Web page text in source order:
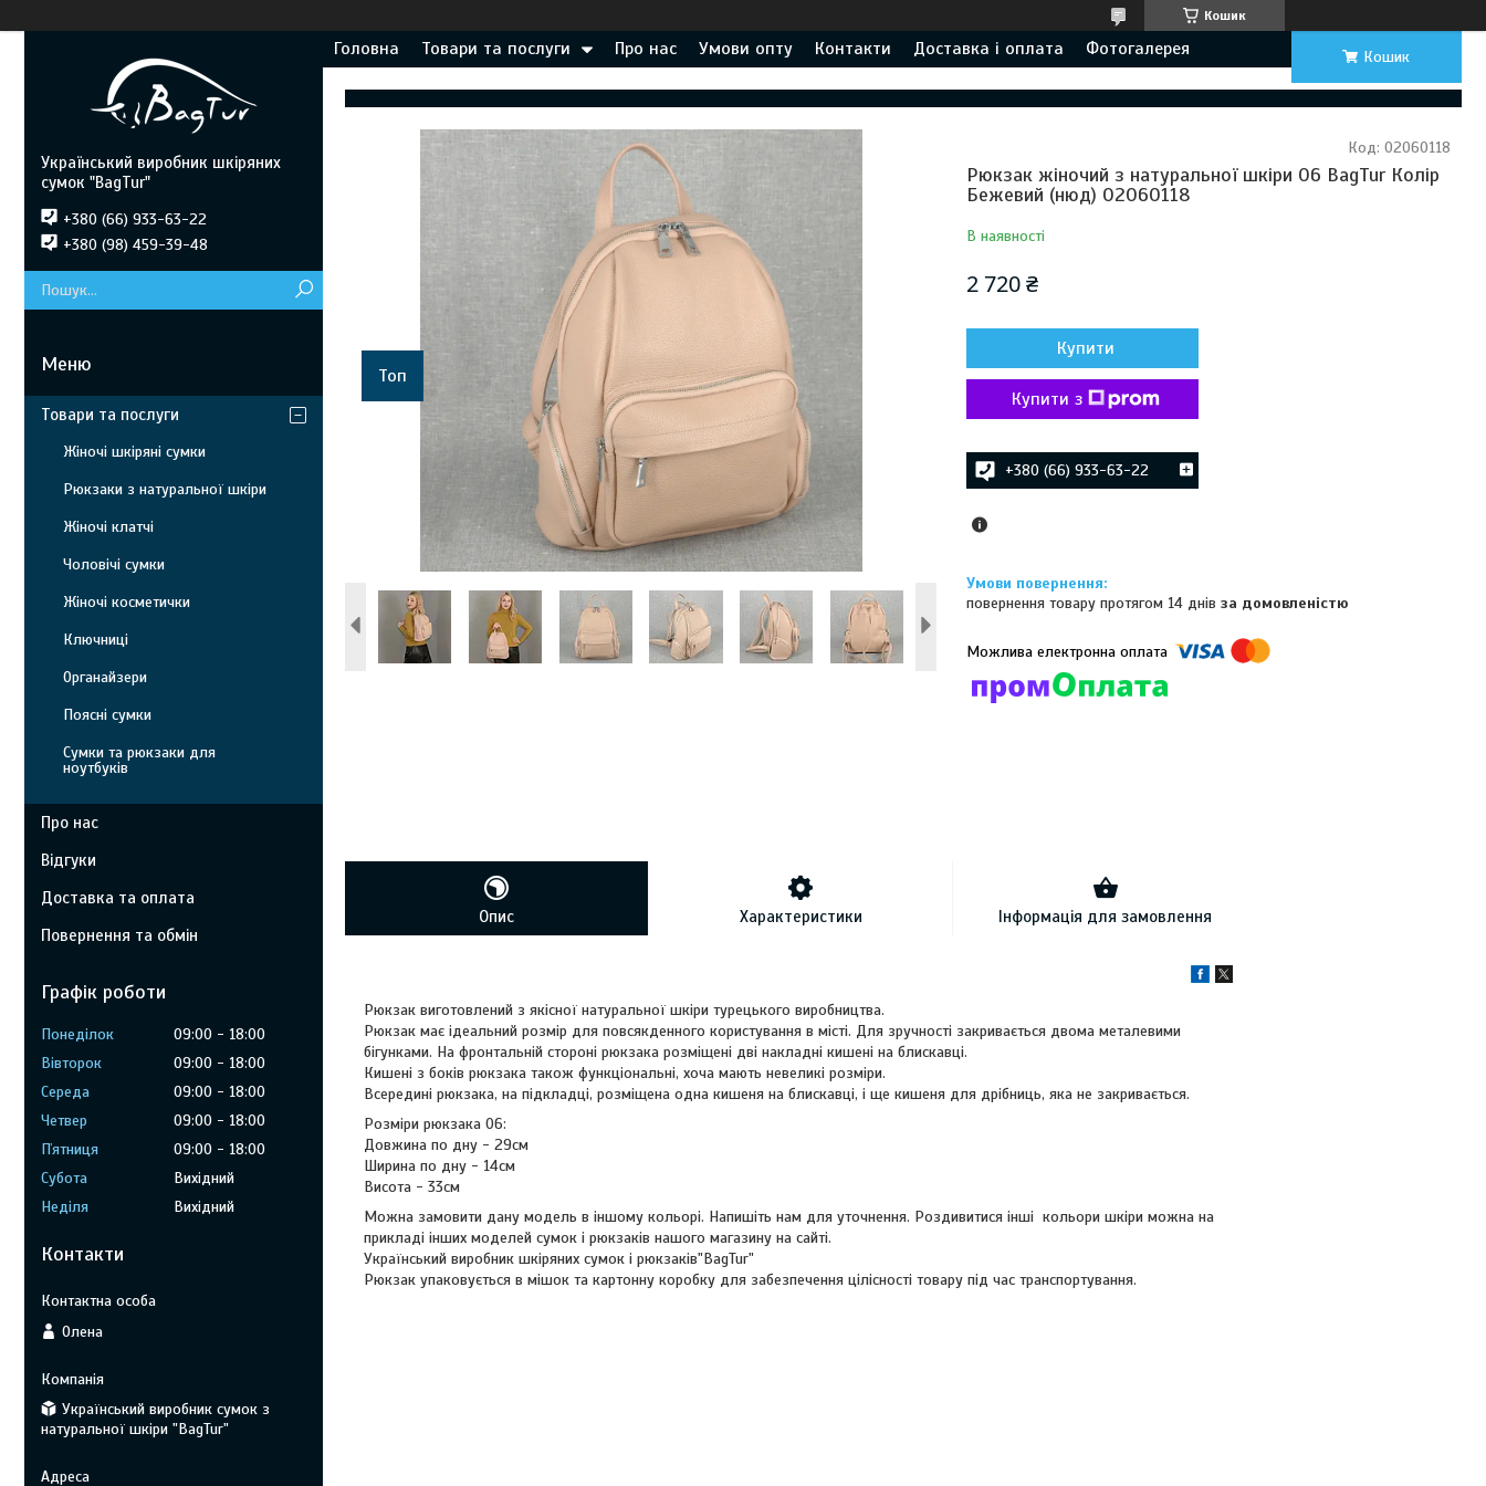
Кошик
Головна Товари та послуги Про нас Умови опту Контакти Доставка і оплата Фотогалерея Кошик
Топ
Рюкзак жіночий з натуральної шкіри 06 BagTur Колір
Бежевий (нюд) 02060118
В наявності
Код: 02060118
2 720 ₴
Купити
Купити з
+380 (66) 933-63-22
повернення товару протягом 14 днівза домовленістю
Опис Характеристики Інформація для замовлення
Рюкзак виготовлений з якісної натуральної шкіри турецького виробництва.
Рюкзак має ідеальний розмір для повсякденного користування в місті. Для зручності закривається двома металевими
бігунками. На фронтальній стороні рюкзака розміщені дві накладні кишені на блискавці.
Кишені з боків рюкзака також функціональні, хоча мають невеликі розміри.
Всередині рюкзака, на підкладці, розміщена одна кишеня на блискавці, і ще кишеня для дрібниць, яка не закривається.
Розміри рюкзака 06:
Довжина по дну - 29см
Ширина по дну - 14см
Висота - 33см
Можна замовити дану модель в іншому кольорі. Напишіть нам для уточнення. Роздивитися інші кольори шкіри можна на
прикладі інших моделей сумок і рюкзаків нашого магазину на сайті.
Український виробник шкіряних сумок і рюкзаків"BagTur"
Рюкзак упаковується в мішок та картонну коробку для забезпечення цілісності товару під час транспортування.
Український виробник шкіряних
сумок "BagTur"
+380 (66) 933-63-22
+380 (98) 459-39-48
Товари та послуги
Жіночі шкіряні сумки
Рюкзаки з натуральної шкіри
Жіночі клатчі
Чоловічі сумки
Жіночі косметички
Ключниці
Органайзери
Поясні сумки
Сумки та рюкзаки для
ноутбуків
Про нас
Відгуки
Доставка та оплата
Повернення та обмін
Графік роботи
Понеділок 09:00
18:00
Вівторок
09:00
18:00
Середа
09:00
18:00
Четвер
09:00
18:00
Пʼятниця
09:00
18:00
Субота
Вихідний
Неділя
Вихідний
Контакти
Олена
Український виробник сумок з
натуральної шкіри "BagTur"